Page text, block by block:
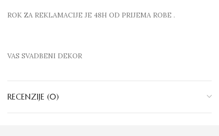
ROK ZA REKLAMACIJE JE 48H OD PRIJEMA ROBE .
VAS SVADBENI DEKOR
RECENZIJE (0)